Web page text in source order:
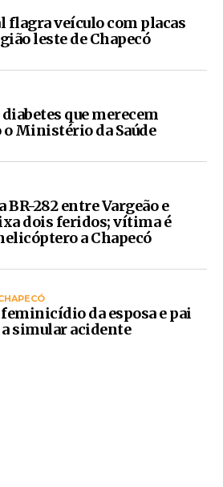
flagra veículo com placas
leste de Chapecó
que merecem
o Ministério da Saúde
282 entre Vargeão e
dois feridos; vítima é
a Chapecó
da esposa e pai
a simular acidente